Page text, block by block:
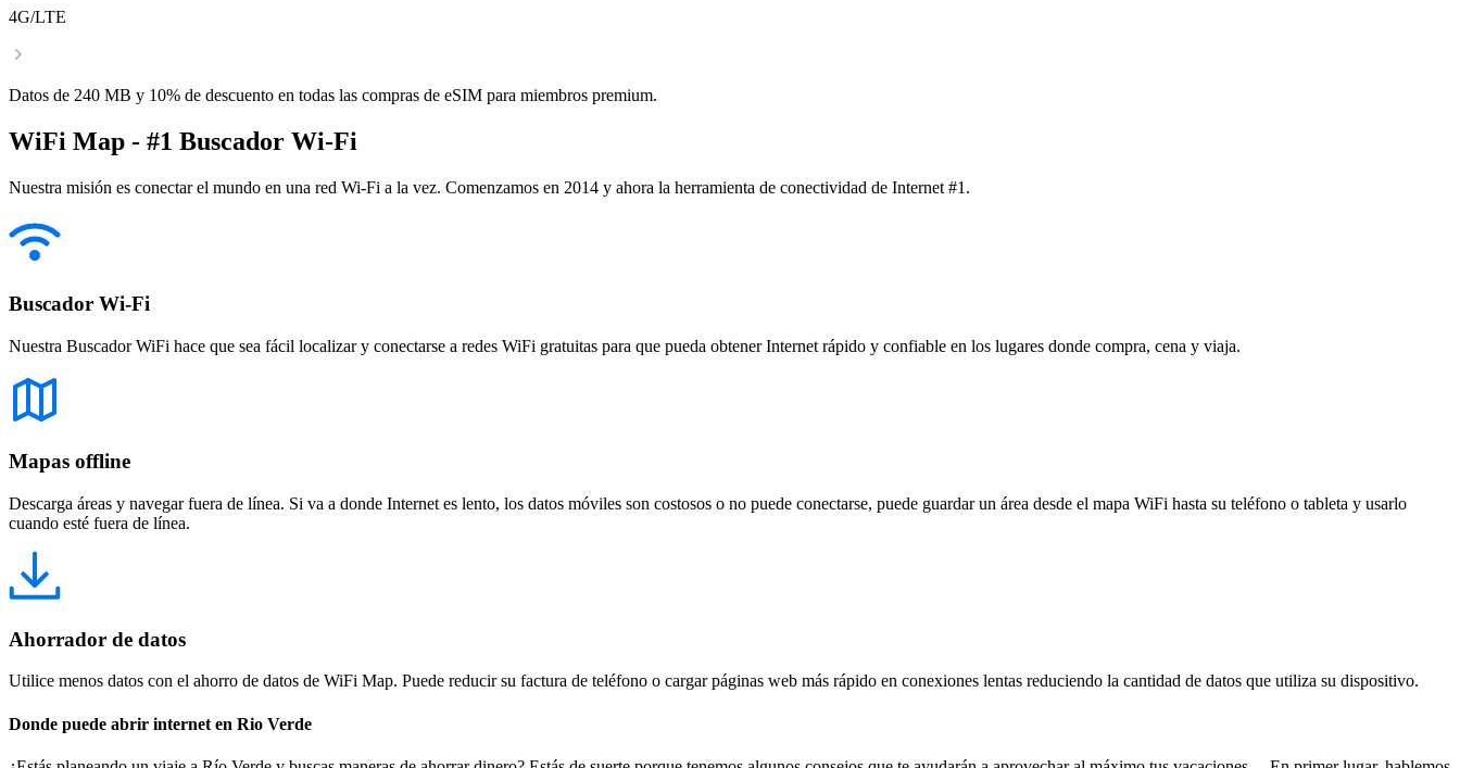
4G/LTE
Datos de 240 MB y 10% de descuento en todas las compras de eSIM para miembros premium.
WiFi Map - #1 Buscador Wi-Fi
Nuestra misión es conectar el mundo en una red Wi-Fi a la vez. Comenzamos en 2014 y ahora la herramienta de conectividad de Internet #1.
Buscador Wi-Fi
Nuestra Buscador WiFi hace que sea fácil localizar y conectarse a redes WiFi gratuitas para que pueda obtener Internet rápido y confiable en los lugares donde compra, cena y viaja.
Mapas offline
Descarga áreas y navegar fuera de línea. Si va a donde Internet es lento, los datos móviles son costosos o no puede conectarse, puede guardar un área desde el mapa WiFi hasta su teléfono o tableta y usarlo
cuando esté fuera de línea.
Ahorrador de datos
Utilice menos datos con el ahorro de datos de WiFi Map. Puede reducir su factura de teléfono o cargar páginas web más rápido en conexiones lentas reduciendo la cantidad de datos que utiliza su dispositivo.
Donde puede abrir internet en Rio Verde